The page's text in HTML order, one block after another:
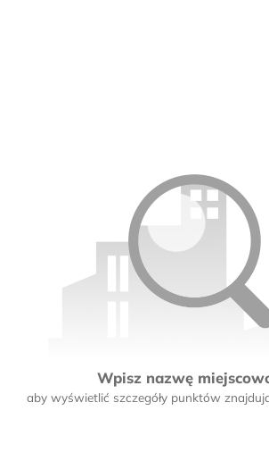
Wpisz nazwę
aby wyświetlić szczegóły punktów